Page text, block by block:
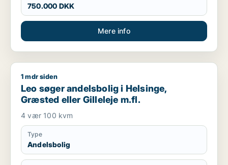
750.000 DKK
Mere info
Leo søger andelsbolig i Helsinge, Græsted eller Gilleleje m.fl.
1 mdr siden
Leo søger andelsbolig i Helsinge,
Græsted eller Gilleleje m.fl.
4 vær 100 kvm
Type
Andelsbolig